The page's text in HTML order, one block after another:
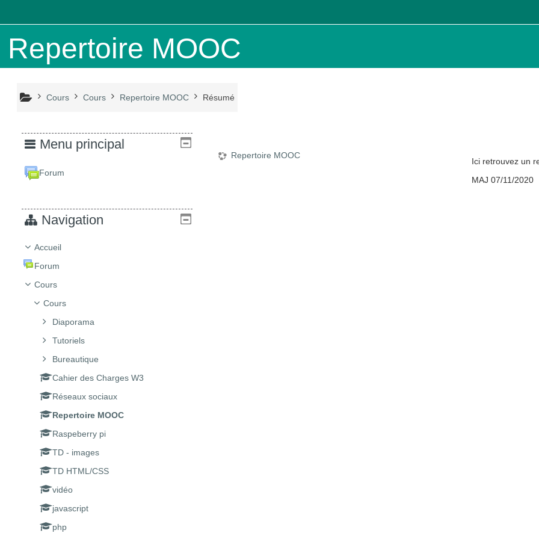
Repertoire MOOC
Cours Cours Repertoire MOOC Résumé
Repertoire MOOC
Ici retrouvez un
MAJ 07/11/2020
Menu principal
Forum
Navigation
Accueil
Forum
Cours
Cours
Diaporama
Tutoriels
Bureautique
Cahier des Charges W3
Réseaux sociaux
Repertoire MOOC
Raspeberry pi
TD - images
TD HTML/CSS
vidéo
javascript
php